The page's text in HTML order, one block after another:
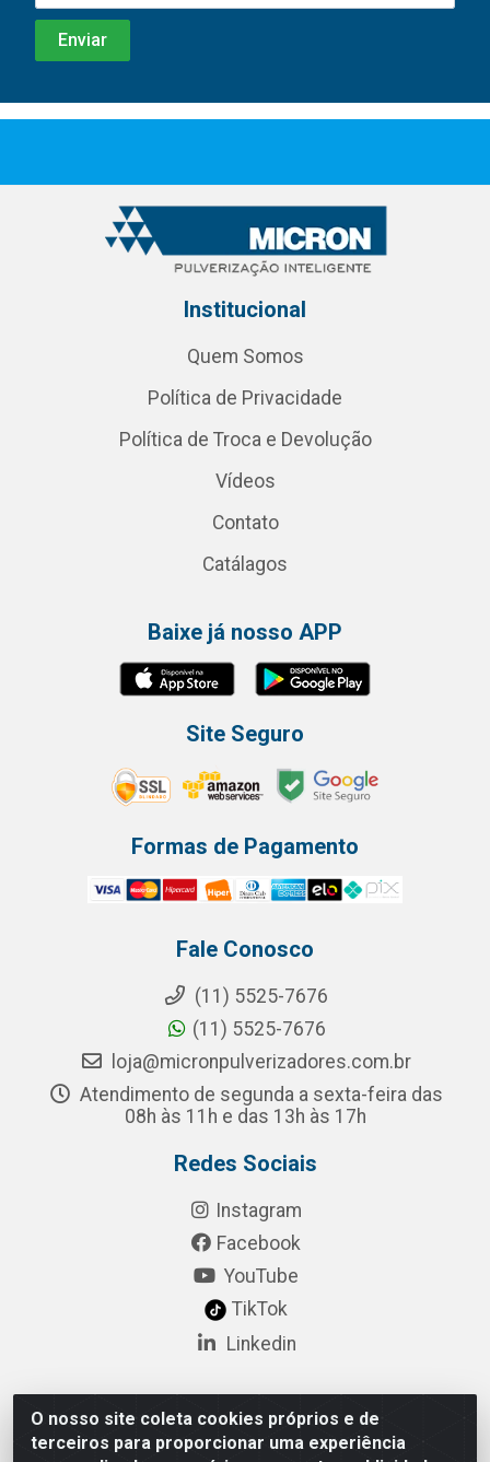
O nosso site coleta cookies próprios e de
terceiros para proporcionar uma experiência
Institucional
Quem Somos
Política de Privacidade
Política de Troca e Devolução
Vídeos
Contato
Catálagos
Baixe já nosso APP
Site Seguro
Formas de Pagamento
Fale Conosco
(11) 5525-7676
(11) 5525-7676
loja@micronpulverizadores.com.br
Atendimento de segunda a sexta-feira das
08h às 11h e das 13h às 17h
Redes Sociais
Instagram
Facebook
YouTube
TikTok
Linkedin
Pulsar Tecnologia Industria e Comercio LTDA - Rua
Lagrange, 132 - Socorro, São Paulo/SP - CEP 04.761-